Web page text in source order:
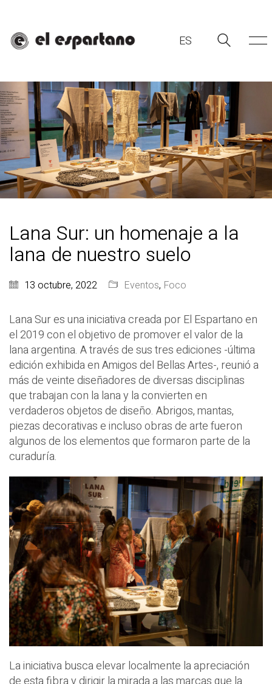
ES
ES
Lana Sur: un homenaje a la
lana de nuestro suelo
13 octubre, 2022 Eventos, Foco
Lana Sur es una iniciativa creada por El Espartano en
el 2019 con el objetivo de promover el valor de la
lana argentina. A través de sus tres ediciones -última
edición exhibida en Amigos del Bellas Artes-, reunió a
más de veinte diseñadores de diversas disciplinas
que trabajan con la lana y la convierten en
verdaderos objetos de diseño. Abrigos, mantas,
piezas decorativas e incluso obras de arte fueron
algunos de los elementos que formaron parte de la
curaduría.
La iniciativa busca elevar localmente la apreciación